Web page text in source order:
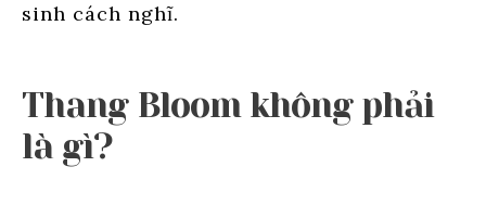
sinh cách nghĩ.
Thang Bloom không phải
là gì?